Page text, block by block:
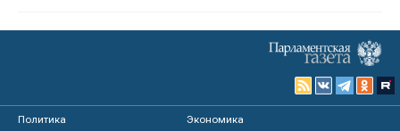
Политика
Экономика